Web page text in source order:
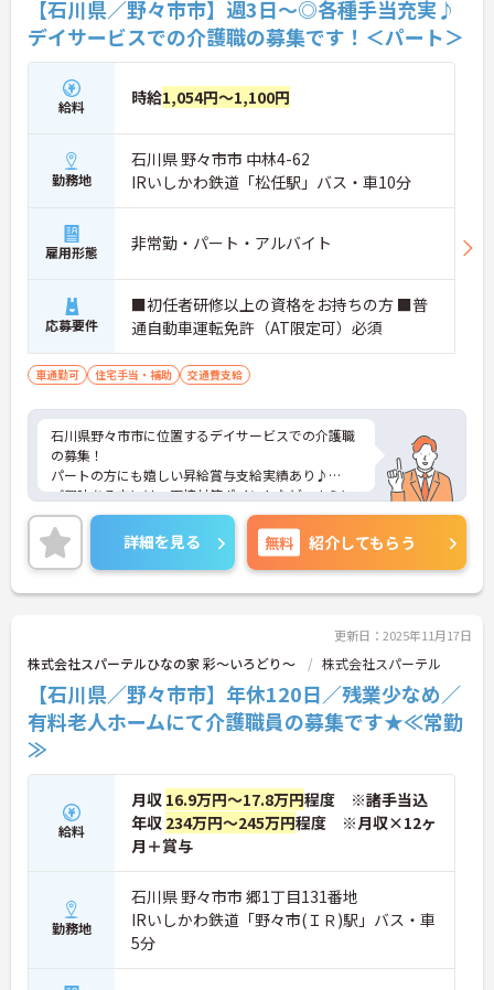
【石川県／野々市市】週3日～◎各種手当充実♪
デイサービスでの介護職の募集です！＜パート＞
給料 時給1,054円～1,100円
勤務地
石川県 野々市市 中林4-62
IRいしかわ鉄道「松任駅」バス・車10分
雇用形態 非常勤・パート・アルバイト
応募要件
■初任者研修以上の資格をお持ちの方 ■普
通自動車運転免許（AT限定可）必須
車通勤可 住宅手当・補助 交通費支給
石川県野々市市に位置するデイサービスでの介護職
の募集！
パートの方にも嬉しい昇給賞与支給実績あり♪
ご興味ある方には、面接対策ポイントなど、さらに
詳細をお話しいたしますのでお気軽にご相談くださ
い！
詳細を見る 無料 紹介してもらう
更新日：2025年11月17日
株式会社スパーテルひなの家 彩～いろどり～ 株式会社スパーテル
【石川県／野々市市】年休120日／残業少なめ／
有料老人ホームにて介護職員の募集です★≪常勤
≫
給料
月収 16.9万円～17.8万円程度 ※諸手当込
年収 234万円～245万円程度 ※月収×12ヶ
月＋賞与
勤務地
石川県 野々市市 郷1丁目131番地
IRいしかわ鉄道「野々市(ＩＲ)駅」バス・車
5分